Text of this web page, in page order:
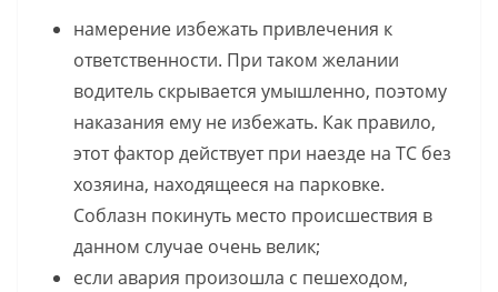
намерение избежать привлечения к
ответственности. При таком желании
водитель скрывается умышленно, поэтому
наказания ему не избежать. Как правило,
этот фактор действует при наезде на ТС без
хозяина, находящееся на парковке.
Соблазн покинуть место происшествия в
данном случае очень велик;
если авария произошла с пешеходом,